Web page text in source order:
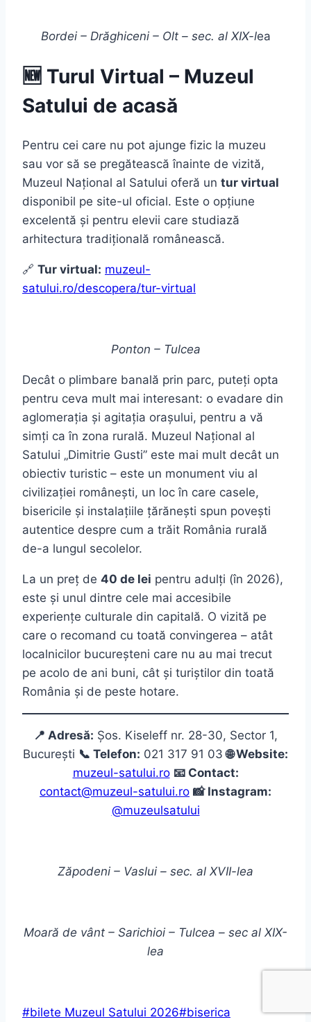
Bordei – Drăghiceni – Olt – sec. al XIX-lea
🆕 Turul Virtual – Muzeul
Satului de acasă
Pentru cei care nu pot ajunge fizic la muzeu
sau vor să se pregătească înainte de vizită,
Muzeul Național al Satului oferă un tur virtual
disponibil pe site-ul oficial. Este o opțiune
excelentă și pentru elevii care studiază
arhitectura tradițională românească.
🔗 Tur virtual: muzeul-
satului.ro/descopera/tur-virtual
Ponton – Tulcea
Decât o plimbare banală prin parc, puteți opta
pentru ceva mult mai interesant: o evadare din
aglomerația și agitația orașului, pentru a vă
simți ca în zona rurală. Muzeul Național al
Satului „Dimitrie Gusti” este mai mult decât un
obiectiv turistic – este un monument viu al
civilizației românești, un loc în care casele,
bisericile și instalațiile țărănești spun povești
autentice despre cum a trăit România rurală
de-a lungul secolelor.
La un preț de 40 de lei pentru adulți (în 2026),
este și unul dintre cele mai accesibile
experiențe culturale din capitală. O vizită pe
care o recomand cu toată convingerea – atât
localnicilor bucureșteni care nu au mai trecut
pe acolo de ani buni, cât și turiștilor din toată
România și de peste hotare.
📍 Adresă: Șos. Kiseleff nr. 28-30, Sector 1,
București 📞 Telefon: 021 317 91 03🌐 Website:
muzeul-satului.ro 📧 Contact:
contact@muzeul-satului.ro 📸 Instagram:
@muzeulsatului
Zăpodeni – Vaslui – sec. al XVII-lea
Moară de vânt – Sarichioi – Tulcea – sec al XIX-
lea
Post
#bilete Muzeul Satului 2026#biserica